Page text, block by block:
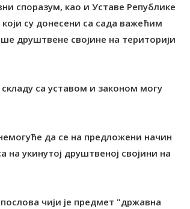
споразум, као и Уставе Републике
су донесени са сада важећим
друштвене својине на територији
складу са уставом и законом могу
да се на предложени начин
укинутој друштвеној својини на
чији је предмет "државна